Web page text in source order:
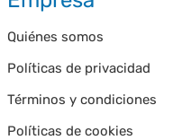
Quiénes somos
Políticas de privacidad
Términos y condiciones
Políticas de cookies